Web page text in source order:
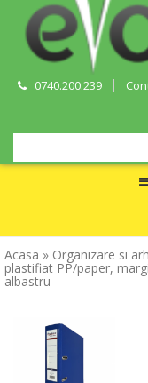
0740.200.239
Acasa » Organizare si
plastifiat PP/paper,
albastru